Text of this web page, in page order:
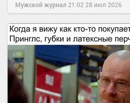
Мужской журнал 21:02 28 июл 2026